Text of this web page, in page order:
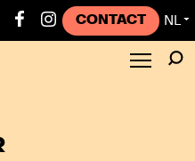
● 🍉 STOP GENOCIDE
CONTACT NL ▼